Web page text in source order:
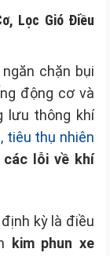
Lọc Gió Điều
chặn bụi
động cơ và
lưu thông khí
tiêu thụ nhiên
các lỗi về khí
định kỳ là điều
kim phun xe